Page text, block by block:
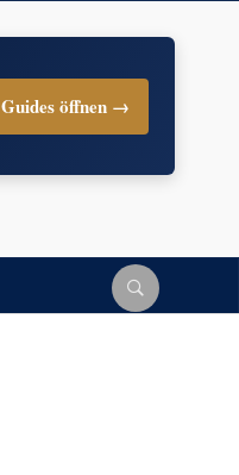
Guides öffnen →